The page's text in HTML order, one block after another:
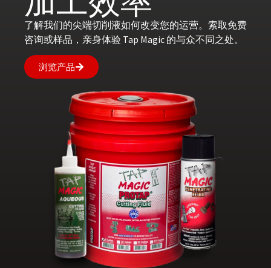
了解我们的尖端切削液如何改变您的运营。索取免费
咨询或样品，亲身体验 Tap Magic 的与众不同之处。
浏览产品